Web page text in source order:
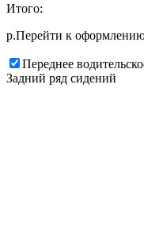
Итого:
р.Перейти к
Переднее
Задний ряд сидений